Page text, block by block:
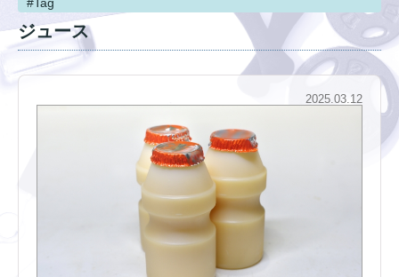
ジュース
2025.03.12